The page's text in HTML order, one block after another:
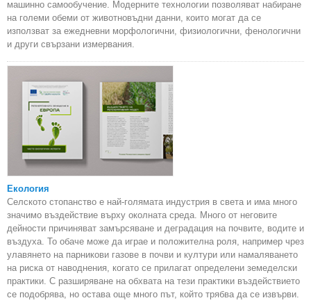
машинно самообучение. Модерните технологии позволяват набиране
на големи обеми от животновъдни данни, които могат да се
използват за ежедневни морфологични, физиологични, фенологични
и други свързани измервания.
Екология
Селското стопанство е най-голямата индустрия в света и има много
значимо въздействие върху околната среда. Много от неговите
дейности причиняват замърсяване и деградация на почвите, водите и
въздуха. То обаче може да играе и положителна роля, например чрез
улавянето на парникови газове в почви и култури или намаляването
на риска от наводнения, когато се прилагат определени земеделски
практики. С разширяване на обхвата на тези практики въздействието
се подобрява, но остава още много път, който трябва да се извърви.